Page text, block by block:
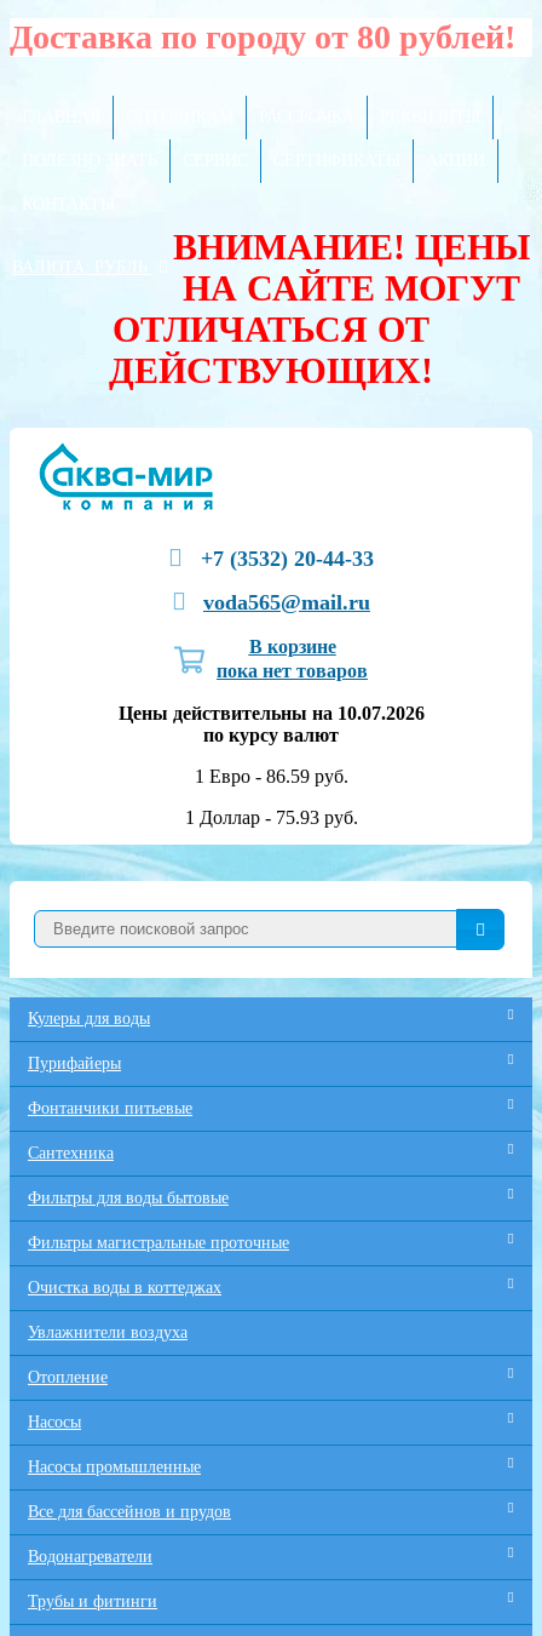
Доставка по городу от 80 рублей!
ВАЛЮТА:
ВНИМАНИЕ! ЦЕНЫ
НА САЙТЕ МОГУТ
ОТЛИЧАТЬСЯ ОТ
ДЕЙСТВУЮЩИХ!
+7 (3532) 20-44-33
voda565@mail.ru
В корзине
пока нет товаров
Цены действительны на 10.07.2026
по курсу валют
1 Евро - 86.59 руб.
1 Доллар - 75.93 руб.
Кулеры для воды
Пурифайеры
Фонтанчики питьевые
Сантехника
Фильтры для воды бытовые
Фильтры магистральные проточные
Очистка воды в коттеджах
Увлажнители воздуха
Отопление
Насосы
Насосы промышленные
Все для бaссейнов и прудов
Водонагреватели
Трубы и фитинги